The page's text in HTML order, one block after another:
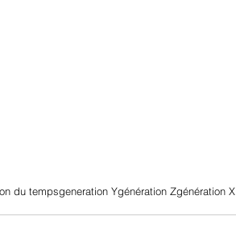
du tempsgeneration Ygénération Zgénération X